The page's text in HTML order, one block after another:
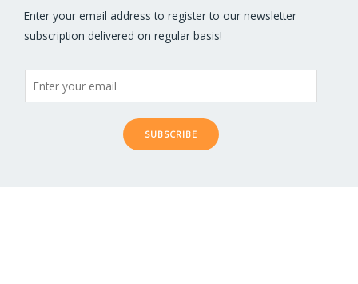
Enter your email address to register to our newsletter
subscription delivered on regular basis!
SUBSCRIBE